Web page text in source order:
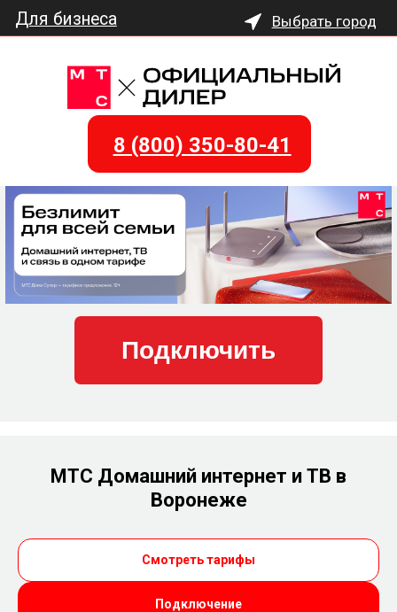
Выбрать город
8 (800) 350-80-41
Для бизнеса
Интернет и Цифровое
Телевидение от МТС
Подключить
МТС Домашний интернет и ТВ в
Воронеже
Смотреть тарифы
Подключение